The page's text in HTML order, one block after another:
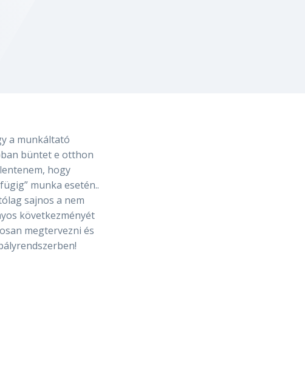
a munkáltató
büntet e otthon
hogy
munka esetén..
sajnos a nem
következményét
megtervezni és